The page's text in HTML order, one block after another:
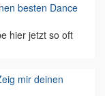
besten Dance
hier jetzt so oft
mir deinen